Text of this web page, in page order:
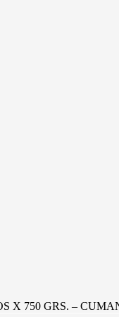
X 750 GRS. –